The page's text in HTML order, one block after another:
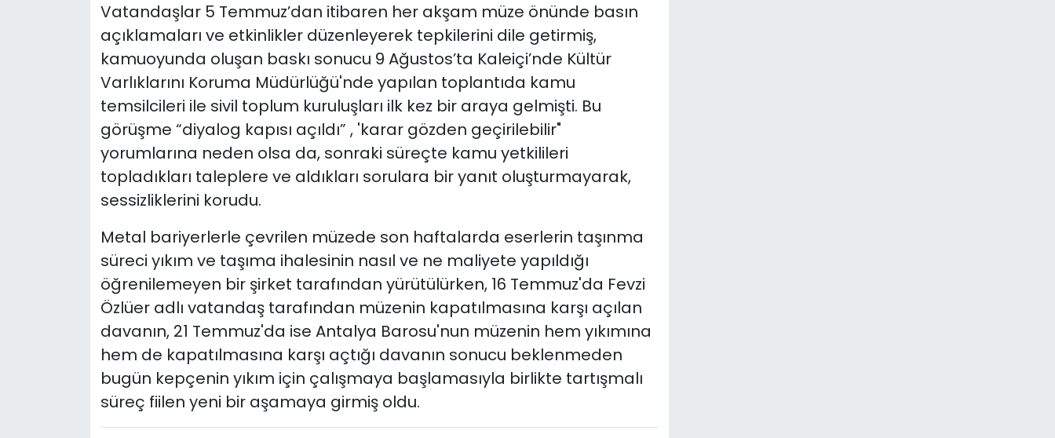
Vatandaşlar 5 Temmuz’dan itibaren her akşam müze önünde basın
açıklamaları ve etkinlikler düzenleyerek tepkilerini dile getirmiş,
kamuoyunda oluşan baskı sonucu 9 Ağustos’ta Kaleiçi’nde Kültür
Varlıklarını Koruma Müdürlüğü'nde yapılan toplantıda kamu
temsilcileri ile sivil toplum kuruluşları ilk kez bir araya gelmişti. Bu
görüşme “diyalog kapısı açıldı” , 'karar gözden geçirilebilir"
yorumlarına neden olsa da, sonraki süreçte kamu yetkilileri
topladıkları taleplere ve aldıkları sorulara bir yanıt oluşturmayarak,
sessizliklerini korudu.
Metal bariyerlerle çevrilen müzede son haftalarda eserlerin taşınma
süreci yıkım ve taşıma ihalesinin nasıl ve ne maliyete yapıldığı
öğrenilemeyen bir şirket tarafından yürütülürken, 16 Temmuz'da Fevzi
Özlüer adlı vatandaş tarafından müzenin kapatılmasına karşı açılan
davanın, 21 Temmuz'da ise Antalya Barosu'nun müzenin hem yıkımına
hem de kapatılmasına karşı açtığı davanın sonucu beklenmeden
bugün kepçenin yıkım için çalışmaya başlamasıyla birlikte tartışmalı
süreç fiilen yeni bir aşamaya girmiş oldu.